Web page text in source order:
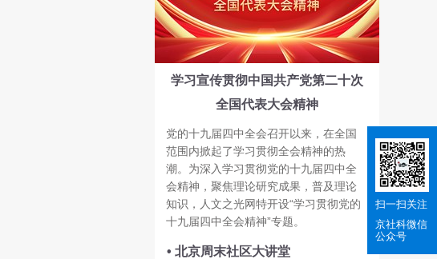
学习宣传贯彻中国共产党第二十次
全国代表大会精神
党的十九届四中全会召开以来，在全国
范围内掀起了学习贯彻全会精神的热
潮。为深入学习贯彻党的十九届四中全
会精神，聚焦理论研究成果，普及理论
知识，人文之光网特开设“学习贯彻党的
十九届四中全会精神”专题。
• 北京周末社区大讲堂
扫一扫关注
京社科微信
公众号